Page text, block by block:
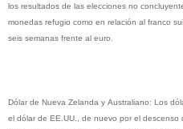
los resultados de las elecciones no
monedas refugio como en relación al franco
seis semanas frente al euro.
Dólar de Nueva Zelanda y Australiano: Los
el dólar de EE.UU., de nuevo por el